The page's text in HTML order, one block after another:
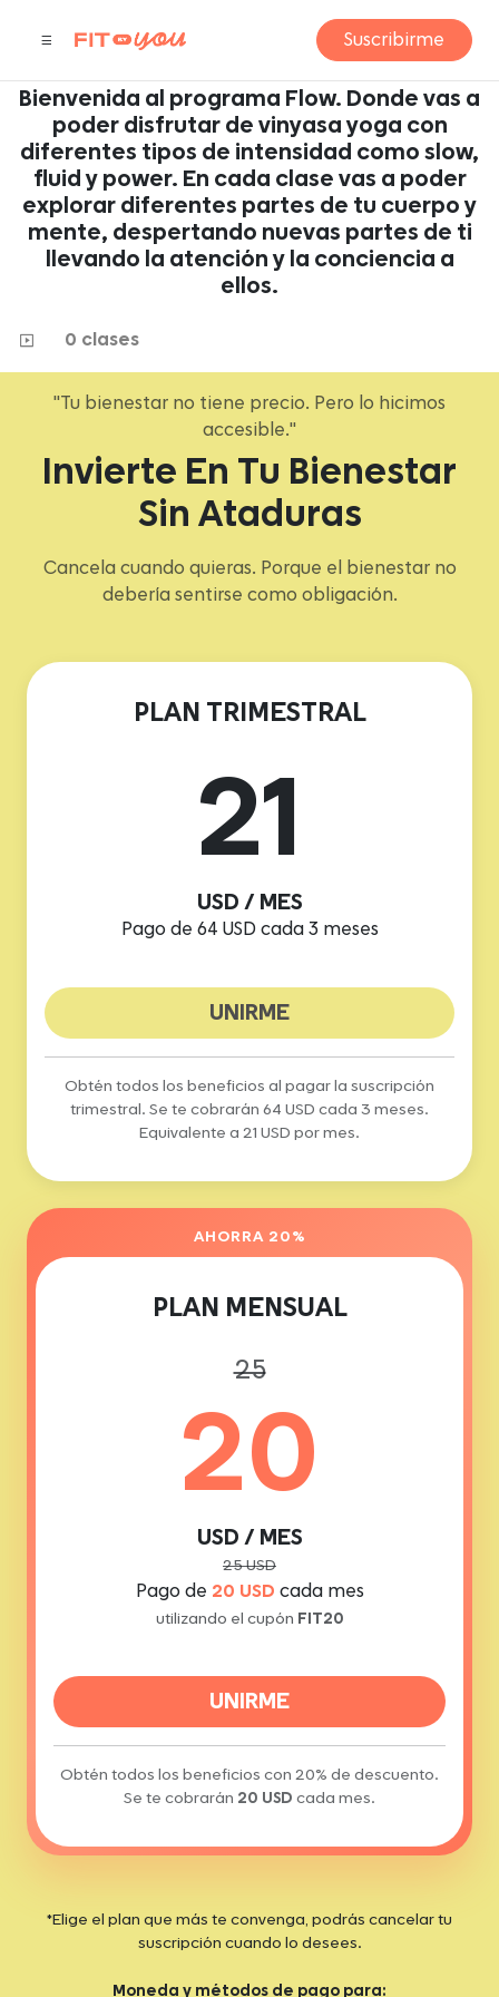
Suscribirme
Bienvenida al programa Flow. Donde vas a
poder disfrutar de vinyasa yoga con
diferentes tipos de intensidad como slow,
fluid y power. En cada clase vas a poder
explorar diferentes partes de tu cuerpo y
mente, despertando nuevas partes de ti
llevando la atención y la conciencia a
ellos.
0 clases
"Tu bienestar no tiene precio. Pero lo hicimos
accesible."
Invierte En Tu Bienestar
Sin Ataduras
Cancela cuando quieras. Porque el bienestar no
debería sentirse como obligación.
PLAN TRIMESTRAL
21
USD / MES
Pago de 64 USD cada 3 meses
UNIRME
Obtén todos los beneficios al pagar la suscripción
trimestral. Se te cobrarán 64 USD cada 3 meses.
Equivalente a 21 USD por mes.
AHORRA 20%
PLAN MENSUAL
25
20
USD / MES
25 USD
Pago de 20 USD cada mes
utilizando el cupón FIT20
UNIRME
Obtén todos los beneficios con 20% de descuento.
Se te cobrarán 20 USD cada mes.
*Elige el plan que más te convenga, podrás cancelar tu
suscripción cuando lo desees.
Moneda y métodos de pago para: